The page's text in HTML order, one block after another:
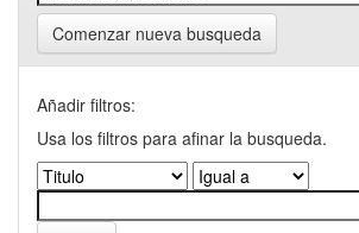
Comenzar nueva busqueda
Añadir filtros:
Usa los filtros para afinar la busqueda.